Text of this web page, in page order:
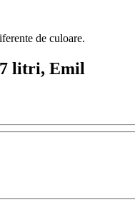
de culoare.
litri, Emil